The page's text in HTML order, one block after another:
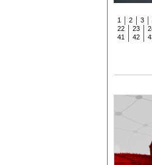
1 2 3
22
23
41
42